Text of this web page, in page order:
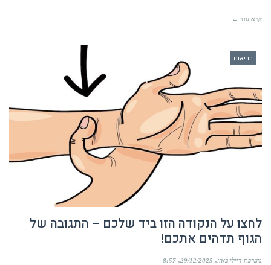
קרא עוד ←
בריאות
לחצו על הנקודה הזו ביד שלכם – התגובה של
הגוף תדהים אתכם!
מערכת דיילי באזז 29/12/2025
8:57